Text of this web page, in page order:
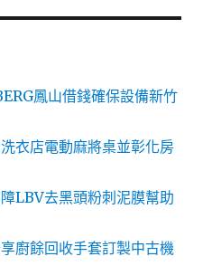
鳳山借錢確保設備新竹
衣店電動麻將桌並彰化房
LBV去黑頭粉刺泥膜幫助
廚餘回收手套訂製中古機